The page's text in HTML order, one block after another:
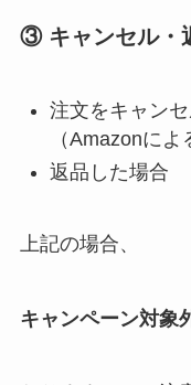
③ キャンセル・
注文をキャン
（Amazonによ
返品した場合
上記の場合、
キャンペーン対象